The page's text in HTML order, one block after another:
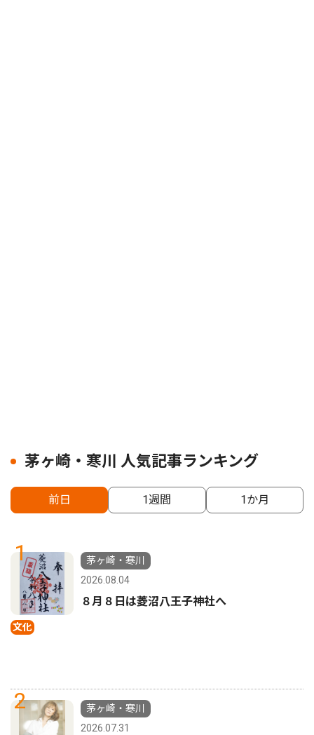
茅ヶ崎・寒川 人気記事ランキング
前日 1週間 1か月
1
文化
茅ヶ崎・寒川
2026.08.04
８月８日は菱沼八王子神社へ
2
茅ヶ崎・寒川
2026.07.31